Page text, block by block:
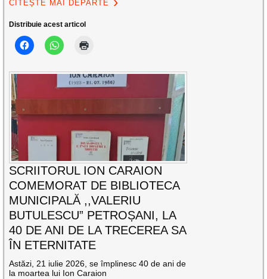
CITEȘTE MAI DEPARTE
Distribuie acest articol
SCRIITORUL ION CARAION
COMEMORAT DE BIBLIOTECA
MUNICIPALĂ ,,VALERIU
BUTULESCU” PETROȘANI, LA
40 DE ANI DE LA TRECEREA SA
ÎN ETERNITATE
Astăzi, 21 iulie 2026, se împlinesc 40 de ani de
la moartea lui Ion Caraion